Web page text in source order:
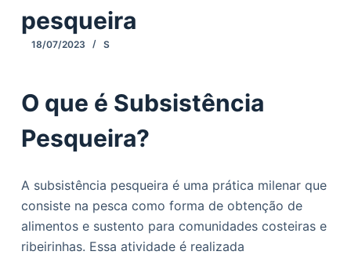
o
d
o
pesqueira
18/07/2023 S
O que é Subsistência
Pesqueira?
A subsistência pesqueira é uma prática milenar que
consiste na pesca como forma de obtenção de
alimentos e sustento para comunidades costeiras e
ribeirinhas. Essa atividade é realizada